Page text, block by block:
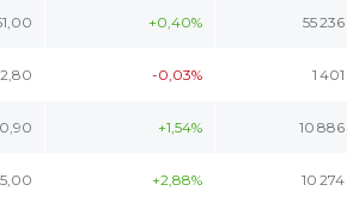
+0,40% 55 236
-0,03% 1 401
+1,54% 10 886
+2,88% 10 274